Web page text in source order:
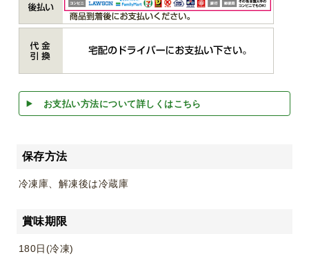
お支払い方法について詳しくはこちら
保存方法
冷凍庫、解凍後は冷蔵庫
賞味期限
180日(冷凍)